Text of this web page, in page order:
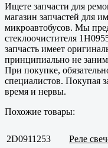
Ищете запчасти для
магазин запчастей для
микроавтобусов. Мы
стеклоочистителя
запчасть имеет
принципиально не
При покупке,
специалистов. Покупая
время и нервы.
Похожие товары:
2D0911253 Реле